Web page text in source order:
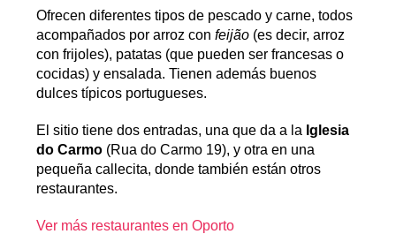
Ofrecen diferentes tipos de pescado y carne, todos
acompañados por arroz confeijão (es decir, arroz
con frijoles), patatas (que pueden ser francesas o
cocidas) y ensalada. Tienen además buenos
dulces típicos portugueses.
El sitio tiene dos entradas, una que da a la Iglesia
do Carmo (Rua do Carmo 19), y otra en una
pequeña callecita, donde también están otros
restaurantes.
Ver más restaurantes en Oporto